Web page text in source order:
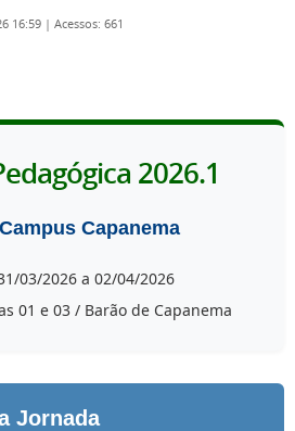
16:59 | Acessos: 661
2026.1
Capanema
03/2026 a 02/04/2026
01 e 03 / Barão de Capanema
Jornada